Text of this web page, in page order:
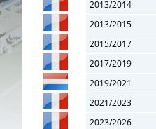
2013/2014
2013/2015
2015/2017
2017/2019
2019/2021
2021/2023
2023/2026